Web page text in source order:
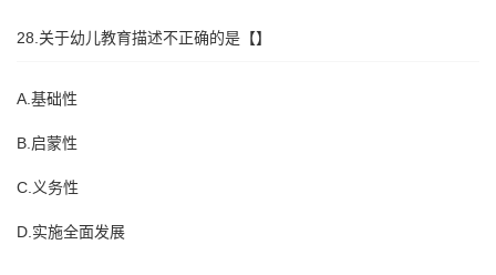
28.关于幼儿教育描述不正确的是【】
A.基础性
B.启蒙性
C.义务性
D.实施全面发展